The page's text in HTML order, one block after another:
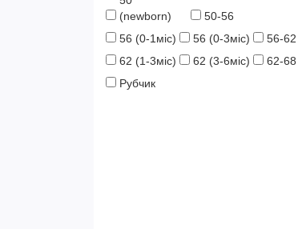
(newborn)
50-56
56 (0-1міс)
56 (0-3міс)
56-62
62 (1-3міс)
62 (3-6міс)
62-68
Рубчик